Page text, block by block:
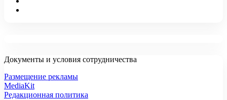
Документы и условия сотрудничества
Размещение рекламы
MediaKit
Редакционная политика